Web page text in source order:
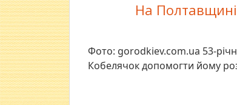
На Полтавщині
Фото: gorodkiev.com.ua 53-
Кобелячок допомогти йому